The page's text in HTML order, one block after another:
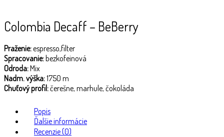
Colombia Decaff – BeBerry
Praženie:espresso,filter
Spracovanie:bezkofeinová
Odroda:Mix
Nadm. výška:1750 m
Chuťový profil:čerešne, marhule, čokoláda
Popis
Ďalšie informácie
Recenzie (0)